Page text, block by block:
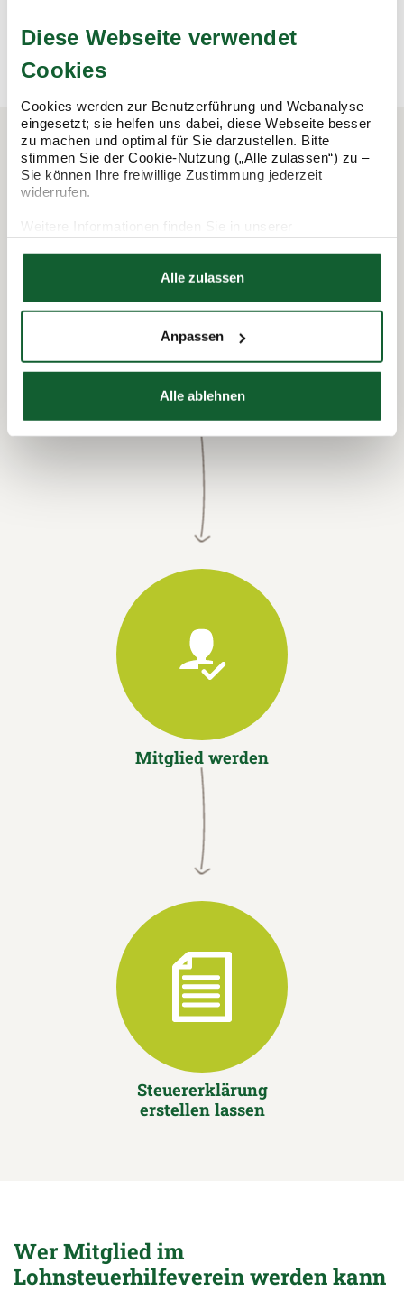
Diese Webseite verwendet
Cookies
Cookies werden zur Benutzerführung und Webanalyse
eingesetzt; sie helfen uns dabei, diese Webseite besser
zu machen und optimal für Sie darzustellen. Bitte
stimmen Sie der Cookie-Nutzung („Alle zulassen“) zu –
Sie können Ihre freiwillige Zustimmung jederzeit
widerrufen.
Datenschutzerklärung
Hier finden Sie unser
Alle zulassen
Anpassen
Alle ablehnen
mehr erfahren
mehr erfahren
In 3 Schritten zur Steuererklärung.
So funktioniert's:
Termin vereinbaren
Mitglied werden
Steuererklärung
erstellen lassen
Wer Mitglied im
Lohnsteuerhilfeverein werden kann